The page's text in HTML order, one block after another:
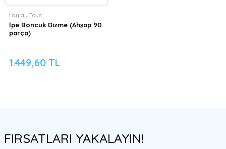
Laylay Toys
İpe Boncuk Dizme (Ahşap 90
parça)
1.449,60 TL
FIRSATLARI YAKALAYIN!